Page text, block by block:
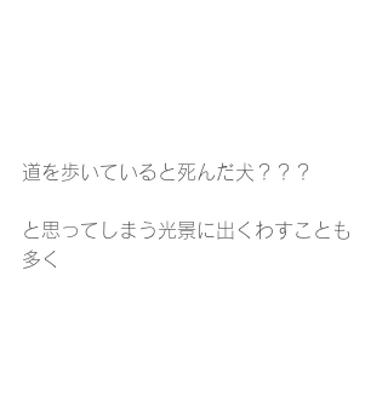
道を歩いていると死んだ犬？？？
と思ってしまう光景に出くわすことも
多く